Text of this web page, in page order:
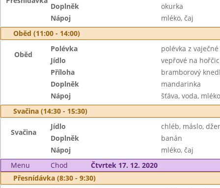
Doplněk
okurka
Nápoj
mléko, čaj
Oběd (11:00 - 14:00)
Oběd
Polévka
polévka z
Jídlo
vepřové na
Příloha
bramborový
Doplněk
mandarinka
Nápoj
šťáva, voda, mléko
Svačina (14:30 - 15:30)
Svačina
Jídlo
chléb, máslo,
Doplněk
banán
Nápoj
mléko, čaj
Menu
Chod
Čtvrtek 17. 12. 2020
Přesnídávka (8:30 - 9:30)